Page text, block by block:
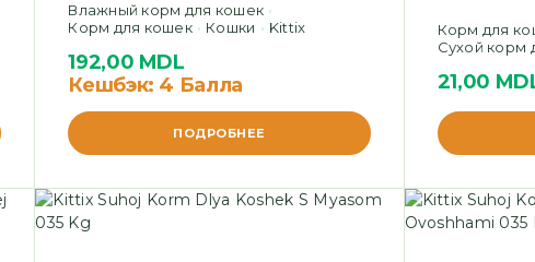
Влажный корм для кошек
Корм для кошек
Кошки Kittix
192,00 MDL
Кешбэк: 4 Балла
ПОДРОБНЕЕ
Корм для
Сухой корм
21,00